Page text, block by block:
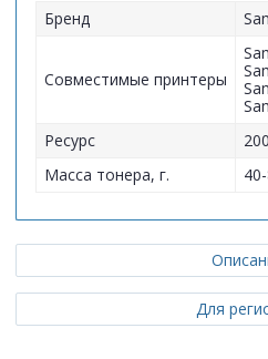
Бренд
Совместимые принтеры
Ресурс
Масса тонера, г.
Для